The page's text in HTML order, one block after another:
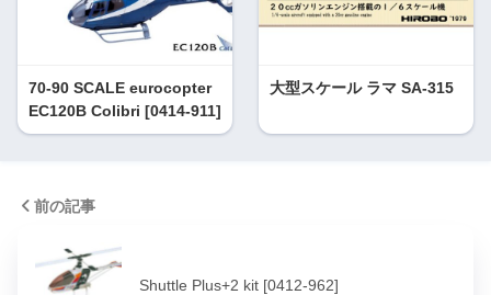
70-90 SCALE eurocopter
EC120B Colibri [0414-911]
大型スケール ラマ SA-315
前の記事
Shuttle Plus+2 kit [0412-962]